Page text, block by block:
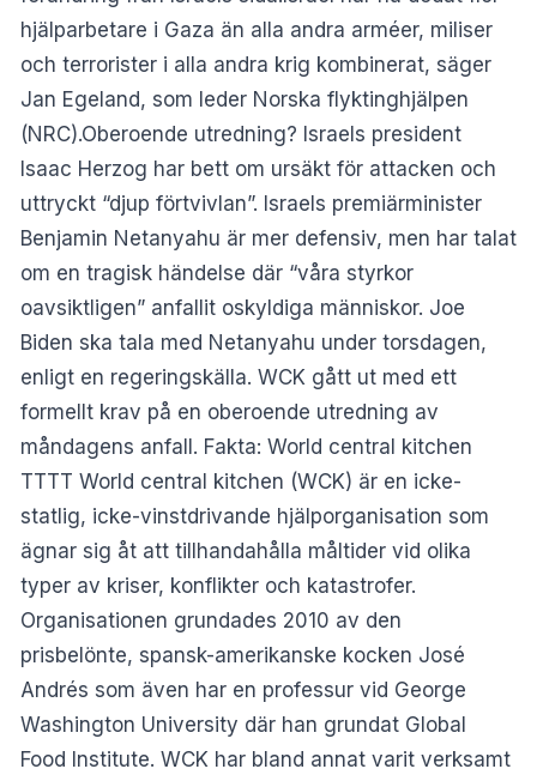
hjälparbetare i Gaza än alla andra arméer, miliser
och terrorister i alla andra krig kombinerat, säger
Jan Egeland, som leder Norska flyktinghjälpen
(NRC).Oberoende utredning? Israels president
Isaac Herzog har bett om ursäkt för attacken och
uttryckt “djup förtvivlan”. Israels premiärminister
Benjamin Netanyahu är mer defensiv, men har talat
om en tragisk händelse där “våra styrkor
oavsiktligen” anfallit oskyldiga människor. Joe
Biden ska tala med Netanyahu under torsdagen,
enligt en regeringskälla. WCK gått ut med ett
formellt krav på en oberoende utredning av
måndagens anfall. Fakta: World central kitchen
TTTT World central kitchen (WCK) är en icke-
statlig, icke-vinstdrivande hjälporganisation som
ägnar sig åt att tillhandahålla måltider vid olika
typer av kriser, konflikter och katastrofer.
Organisationen grundades 2010 av den
prisbelönte, spansk-amerikanske kocken José
Andrés som även har en professur vid George
Washington University där han grundat Global
Food Institute. WCK har bland annat varit verksamt